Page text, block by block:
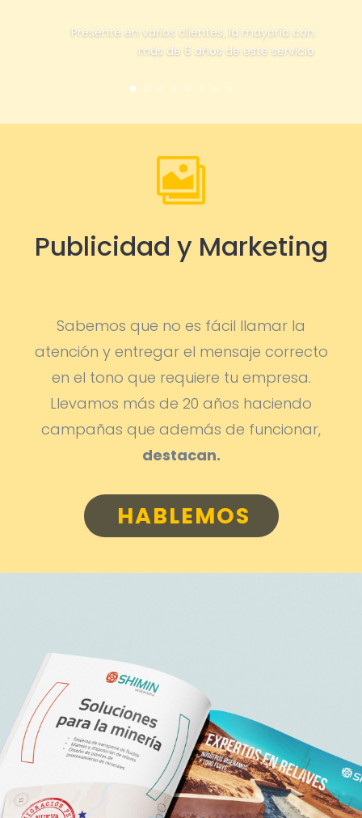
Presente en varios clientes, la mayoría con
más de 6 años de este servicio

Publicidad y Marketing
Sabemos que no es fácil llamar la
atención y entregar el mensaje correcto
en el tono que requiere tu empresa.
Llevamos más de 20 años haciendo
campañas que además de funcionar,
destacan.
HABLEMOS